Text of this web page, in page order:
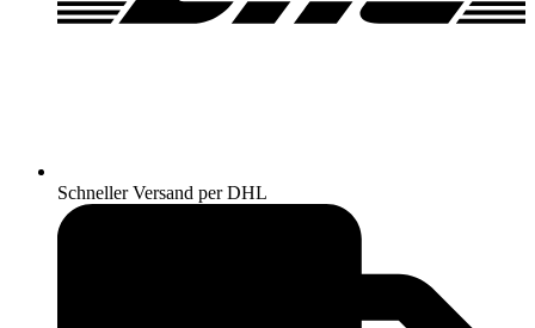
Schneller Versand per DHL